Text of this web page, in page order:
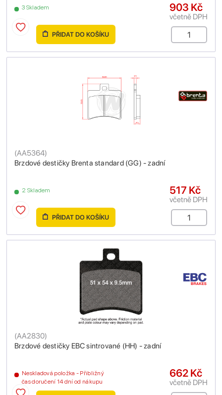
3 Skladem 903 Kč
včetně DPH
PŘIDAT DO KOŠÍKU
Brzdové destičky Brenta standard (GG) - zadní
(AA5364)
2 Skladem 517 Kč
včetně DPH
PŘIDAT DO KOŠÍKU
Brzdové destičky EBC sintrované (HH) - zadní
(AA2830)
Neskladová položka - Přibližný
čas doručení 14 dní od nákupu
662 Kč
včetně DPH